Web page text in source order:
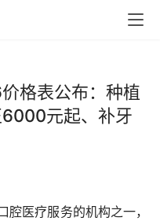
格表公布：种植
元起、补牙
医疗服务的机构之一，